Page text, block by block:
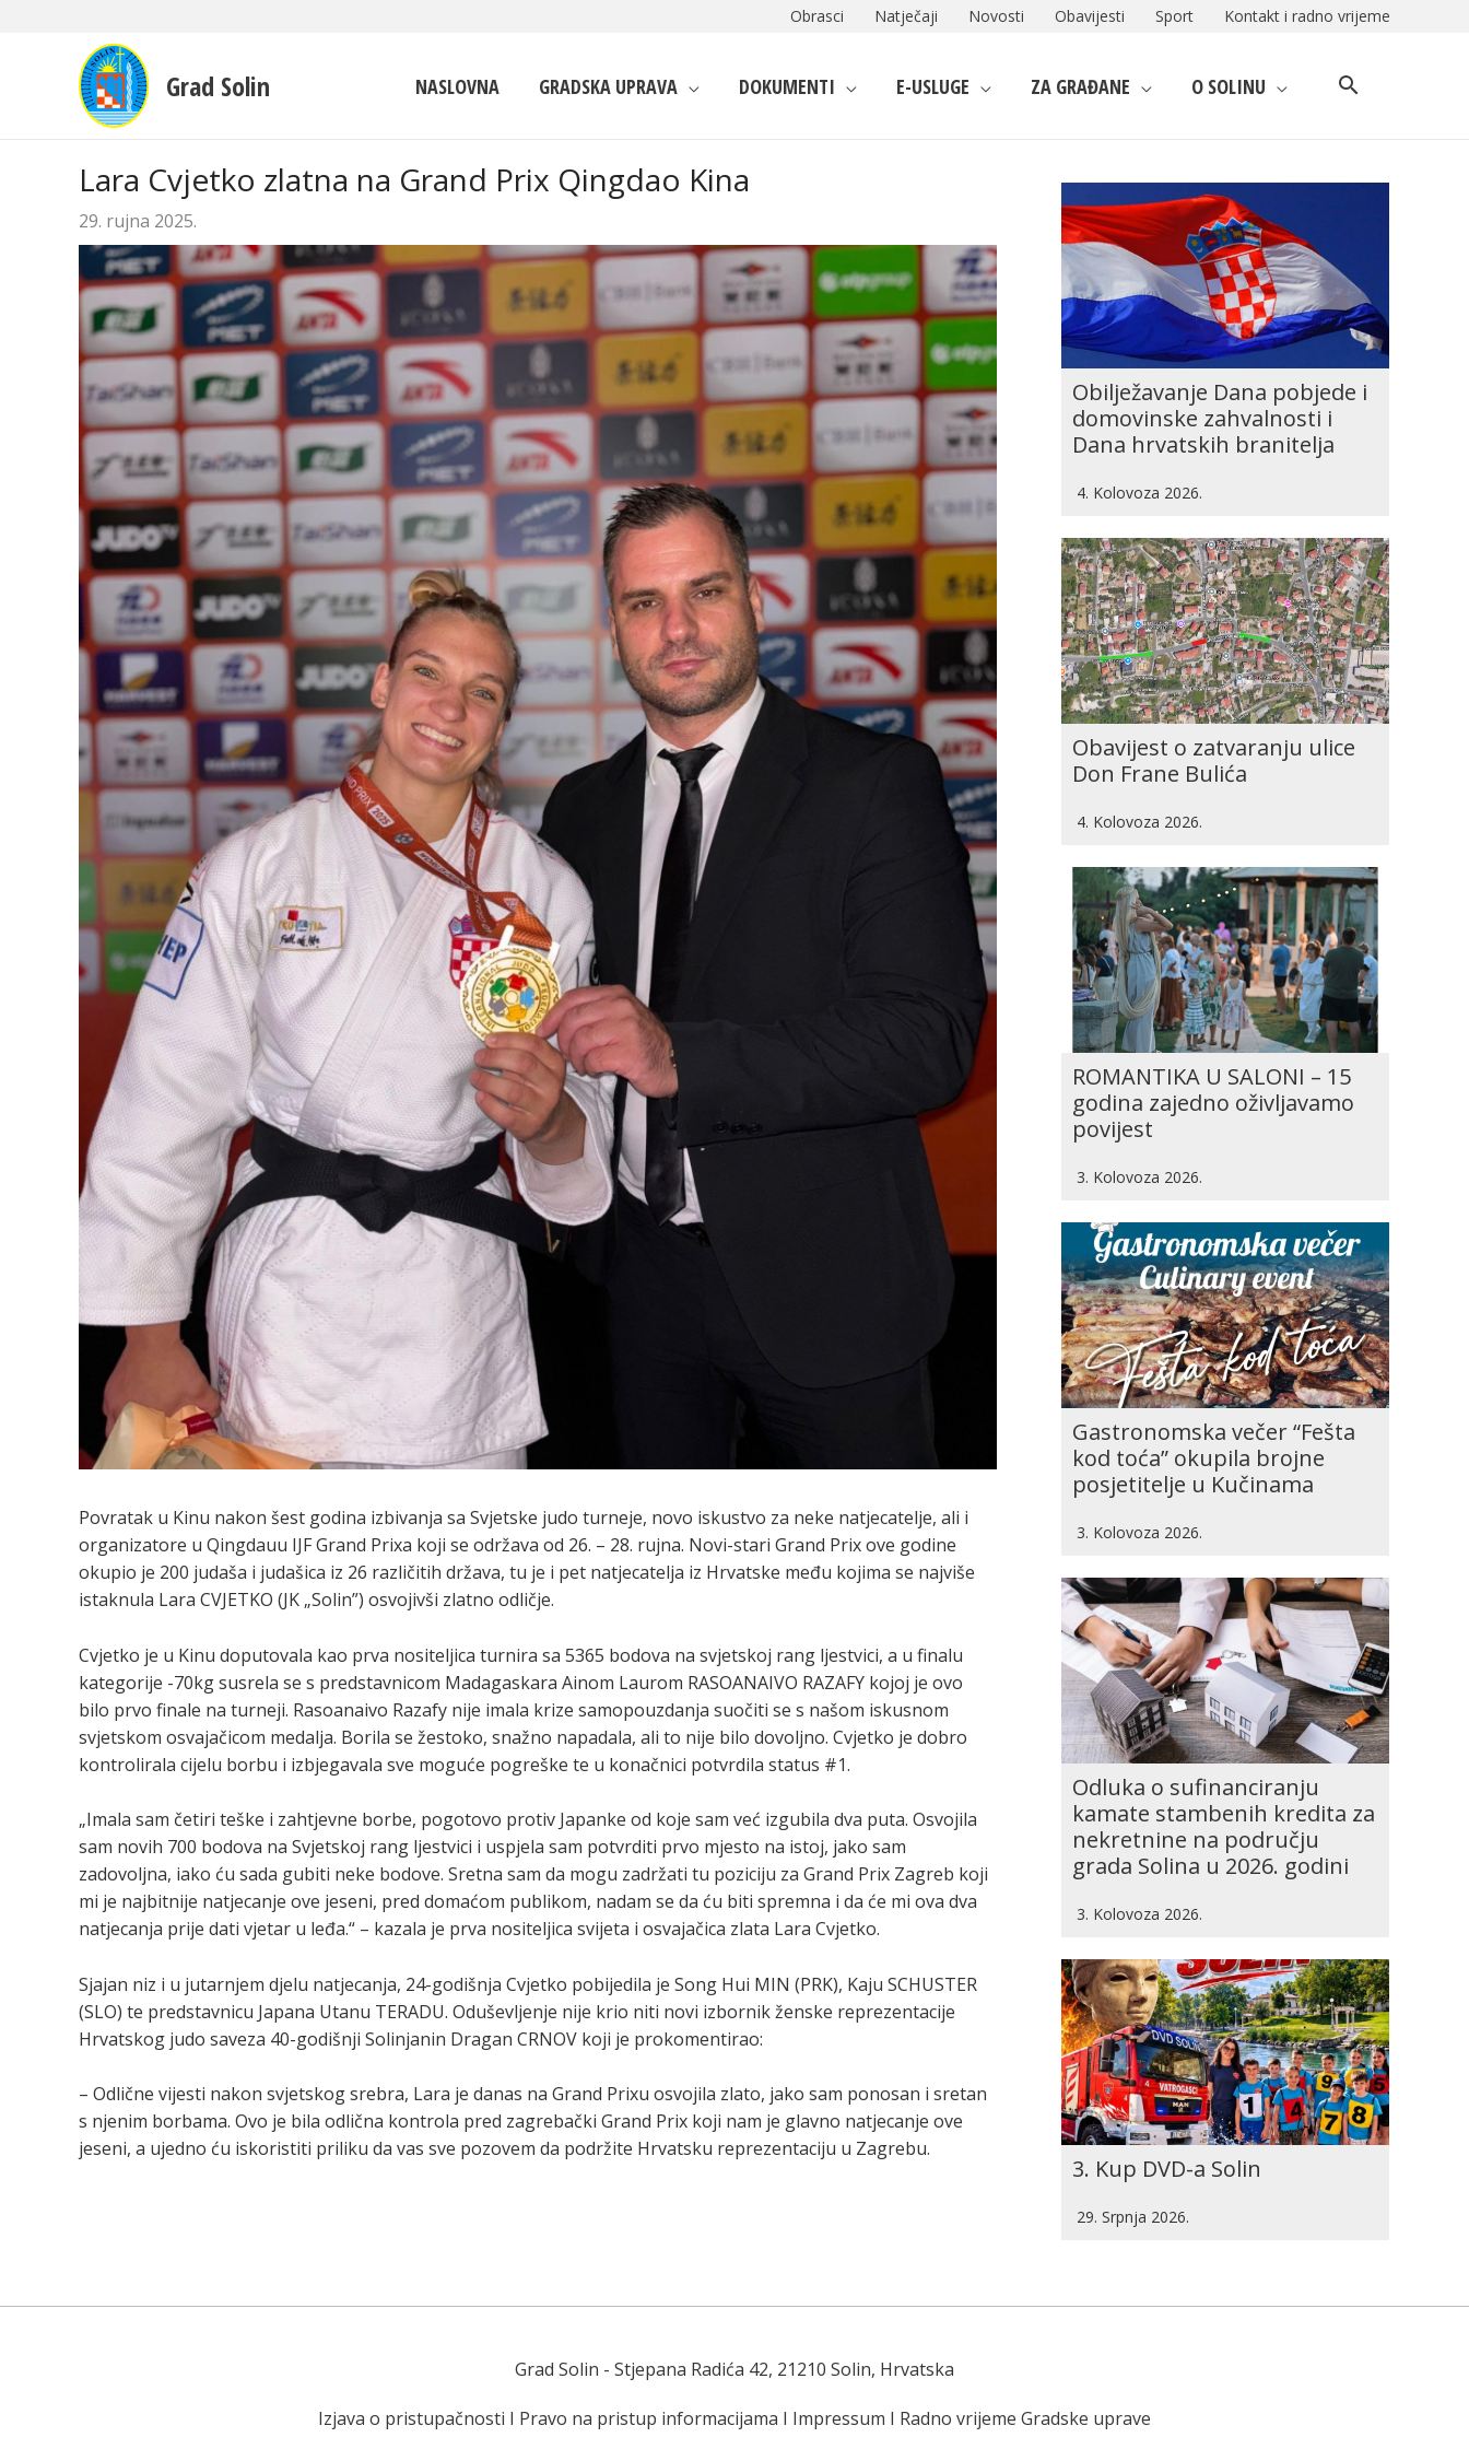
Obrasci Natječaji Novosti Obavijesti Sport Kontakt i radno vrijeme
Grad Solin NASLOVNA GRADSKA UPRAVA DOKUMENTI E-USLUGE ZA GRAĐANE O SOLINU
Lara Cvjetko zlatna na Grand Prix Qingdao Kina
29. rujna 2025.
Povratak u Kinu nakon šest godina izbivanja sa Svjetske judo turneje, novo iskustvo za neke natjecatelje, ali i
organizatore u Qingdauu IJF Grand Prixa koji se održava od 26. – 28. rujna. Novi-stari Grand Prix ove godine
okupio je 200 judaša i judašica iz 26 različitih država, tu je i pet natjecatelja iz Hrvatske među kojima se najviše
istaknula Lara CVJETKO (JK „Solin”) osvojivši zlatno odličje.
Cvjetko je u Kinu doputovala kao prva nositeljica turnira sa 5365 bodova na svjetskoj rang ljestvici, a u finalu
kategorije -70kg susrela se s predstavnicom Madagaskara Ainom Laurom RASOANAIVO RAZAFY kojoj je ovo
bilo prvo finale na turneji. Rasoanaivo Razafy nije imala krize samopouzdanja suočiti se s našom iskusnom
svjetskom osvajačicom medalja. Borila se žestoko, snažno napadala, ali to nije bilo dovoljno. Cvjetko je dobro
kontrolirala cijelu borbu i izbjegavala sve moguće pogreške te u konačnici potvrdila status #1.
„Imala sam četiri teške i zahtjevne borbe, pogotovo protiv Japanke od koje sam već izgubila dva puta. Osvojila
sam novih 700 bodova na Svjetskoj rang ljestvici i uspjela sam potvrditi prvo mjesto na istoj, jako sam
zadovoljna, iako ću sada gubiti neke bodove. Sretna sam da mogu zadržati tu poziciju za Grand Prix Zagreb koji
mi je najbitnije natjecanje ove jeseni, pred domaćom publikom, nadam se da ću biti spremna i da će mi ova dva
natjecanja prije dati vjetar u leđa.“ – kazala je prva nositeljica svijeta i osvajačica zlata Lara Cvjetko.
Sjajan niz i u jutarnjem djelu natjecanja, 24-godišnja Cvjetko pobijedila je Song Hui MIN (PRK), Kaju SCHUSTER
(SLO) te predstavnicu Japana Utanu TERADU. Oduševljenje nije krio niti novi izbornik ženske reprezentacije
Hrvatskog judo saveza 40-godišnji Solinjanin Dragan CRNOV koji je prokomentirao:
– Odlične vijesti nakon svjetskog srebra, Lara je danas na Grand Prixu osvojila zlato, jako sam ponosan i sretan
s njenim borbama. Ovo je bila odlična kontrola pred zagrebački Grand Prix koji nam je glavno natjecanje ove
jeseni, a ujedno ću iskoristiti priliku da vas sve pozovem da podržite Hrvatsku reprezentaciju u Zagrebu.
Obilježavanje Dana pobjede i
domovinske zahvalnosti i
Dana hrvatskih branitelja
4. Kolovoza 2026.
Obavijest o zatvaranju ulice
Don Frane Bulića
4. Kolovoza 2026.
ROMANTIKA U SALONI – 15
godina zajedno oživljavamo
povijest
3. Kolovoza 2026.
Gastronomska večer “Fešta
kod toća” okupila brojne
posjetitelje u Kučinama
3. Kolovoza 2026.
Odluka o sufinanciranju
kamate stambenih kredita za
nekretnine na području
grada Solina u 2026. godini
3. Kolovoza 2026.
3. Kup DVD-a Solin
29. Srpnja 2026.
Grad Solin - Stjepana Radića 42, 21210 Solin, Hrvatska
Izjava o pristupačnosti I Pravo na pristup informacijama I Impressum I Radno vrijeme Gradske uprave